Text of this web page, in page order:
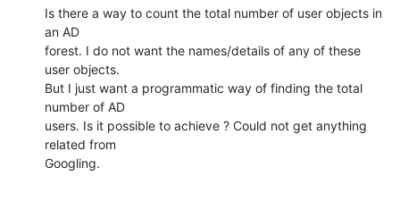
Is there a way to count the total number of user objects in
an AD
forest. I do not want the names/details of any of these
user objects.
But I just want a programmatic way of finding the total
number of AD
users. Is it possible to achieve ? Could not get anything
related from
Googling.